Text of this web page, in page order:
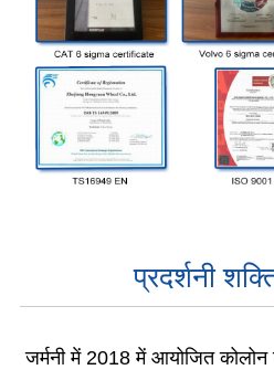
प्रदर्शनी
जर्मनी में 2018 में आयोजित कोलोन